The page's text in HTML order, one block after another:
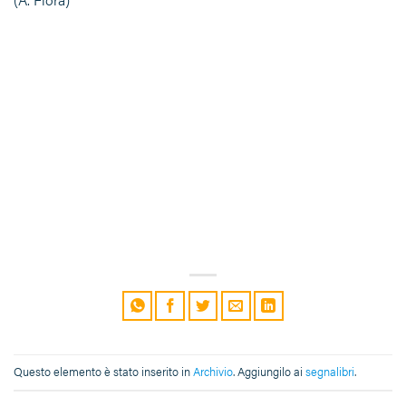
Questo elemento è stato inserito inArchivio. Aggiungilo ai segnalibri.